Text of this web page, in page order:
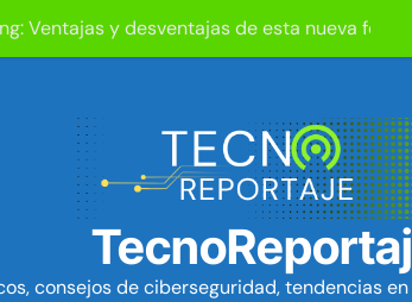
Ventajas y desventajas de esta nueva forma
para subir un kit de herramientas de post-
en el kernel de Linux (OVSwrap) con exploit
ya está disponible: Game Freak presenta su
Security Project ~ Segu-Info
consejos de ciberseguridad, tendencias